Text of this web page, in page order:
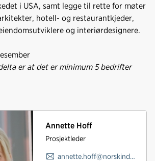
i USA, samt legge til rette for møter
hotell- og restaurantkjeder,
og interiørdesignere.
er at det er minimum 5 bedrifter
Annette Hoff
Prosjektleder
annette.hoff@norskindustri.no